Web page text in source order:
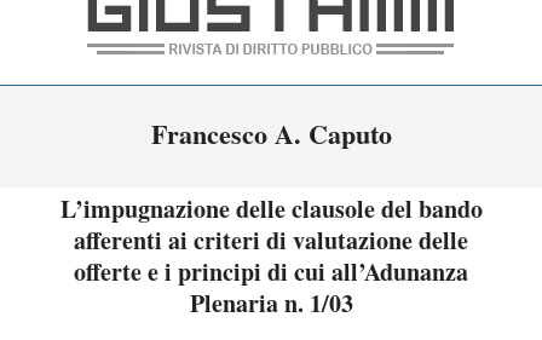
Giustamm
Francesco A. Caputo
L’impugnazione delle clausole del bando
afferenti ai criteri di valutazione delle
offerte e i principi di cui all’Adunanza
Plenaria n. 1/03